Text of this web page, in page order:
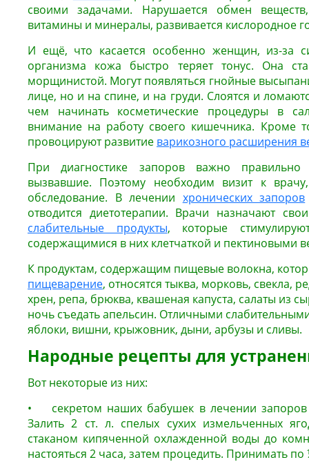
своими задачами. Нарушается обмен
витамины и минералы, развивается кислородное
И ещё, что касается особенно женщин, из-за
организма кожа быстро теряет тонус. Она
морщинистой. Могут появляться гнойные
лице, но и на спине, и на груди. Слоятся и
чем начинать косметические процедуры в
внимание на работу своего кишечника. Кроме
провоцируют развитие варикозного расширения
При диагностике запоров важно
вызвавшие. Поэтому необходим визит к
обследование. В лечении хронических запоров
отводится диетотерапии. Врачи назначают
слабительные продукты, которые
содержащимися в них клетчаткой и пектиновыми
К продуктам, содержащим пищевые волокна,
пищеварение, относятся тыква, морковь, свекла,
хрен, репа, брюква, квашеная капуста, салаты из
ночь съедать апельсин. Отличными
яблоки, вишни, крыжовник, дыни, арбузы и сливы.
Народные рецепты для
Вот некоторые из них:
• секретом наших бабушек в лечении запоров
Залить 2 ст. л. спелых сухих измельченных
стаканом кипяченной охлажденной воды до
настояться 2 часа, затем процедить. Принимать